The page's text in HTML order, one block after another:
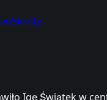
Skróty
Igę Świątek w